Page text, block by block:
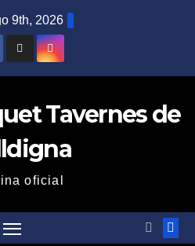
9th, 2026
Tavernes de
oficial